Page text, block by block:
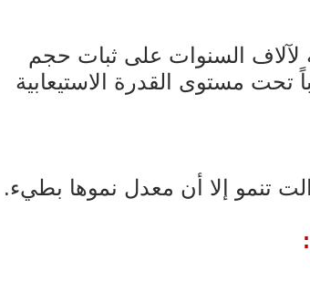
لآلاف السنوات على ثبات حجم
تحت مستوى القدرة الاستيعابية
تنمو إلا أن معدل نموها بطيء.